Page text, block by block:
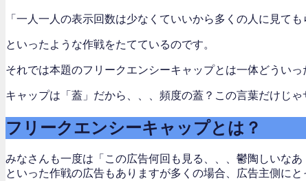
「一人一人の表示回数は少なくていいから多くの人に見ても
といったような作戦をたてているのです。
それでは本題のフリークエンシーキャップとは一体どういっ
キャップは「蓋」だから、、、頻度の蓋？この言葉だけじ
フリークエンシーキャップとは？
みなさんも一度は「この広告何回も見る、、、鬱陶しいな
といった作戦の広告もありますが多くの場合、広告主側に